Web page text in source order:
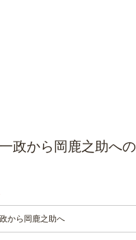
政から岡鹿之助への
から岡鹿之助へ